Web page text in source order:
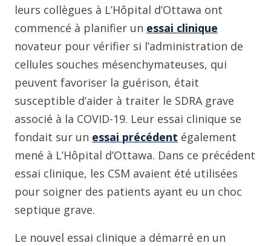
leurs collègues à L’Hôpital d’Ottawa ont
commencé à planifier un essai clinique
novateur pour vérifier si l’administration de
cellules souches mésenchymateuses, qui
peuvent favoriser la guérison, était
susceptible d’aider à traiter le SDRA grave
associé à la COVID-19. Leur essai clinique se
fondait sur un essai précédent également
mené à L’Hôpital d’Ottawa. Dans ce précédent
essai clinique, les CSM avaient été utilisées
pour soigner des patients ayant eu un choc
septique grave.
Le nouvel essai clinique a démarré en un